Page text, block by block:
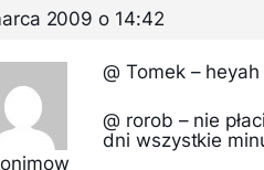
2009 o 14:42
@ Tomek –
@ rorob – nie
dni wszystkie